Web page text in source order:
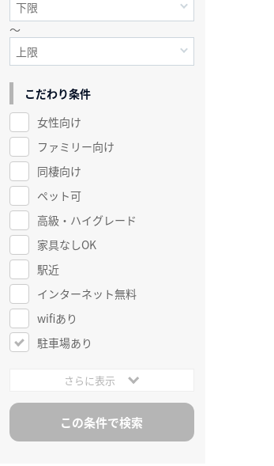
～
こだわり条件
女性向け
ファミリー向け
同棲向け
ペット可
高級・ハイグレード
家具なしOK
駅近
インターネット無料
wifiあり
駐車場あり
さらに表示